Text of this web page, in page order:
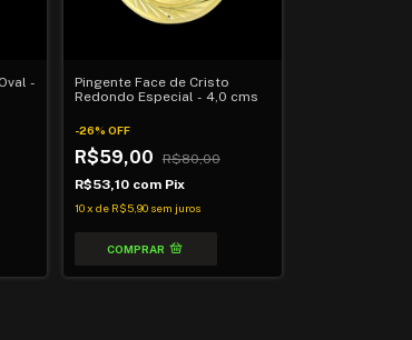
-
Pingente Face de Cristo
Redondo Especial - 4,0 cms
-26% OFF
R$59,00
R$80,00
R$53,10 com Pix
10x de R$5,90 sem juros